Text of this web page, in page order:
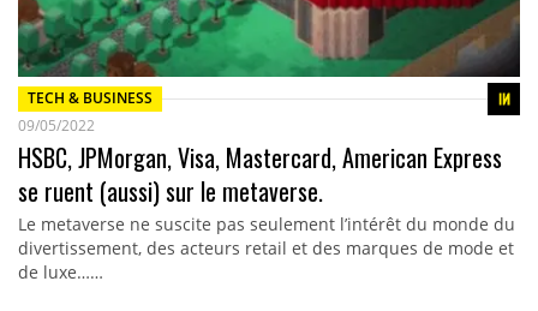
TECH & BUSINESS
09/05/2022
HSBC, JPMorgan, Visa, Mastercard, American Express
se ruent (aussi) sur le metaverse.
Le metaverse ne suscite pas seulement l’intérêt du monde du
divertissement, des acteurs retail et des marques de mode et
de luxe……